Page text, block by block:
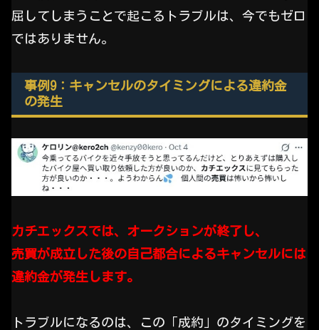
屈してしまうことで起こるトラブルは、今でもゼロ
ではありません。
事例9：キャンセルのタイミングによる違約金
の発生
カチエックスでは、オークションが終了し、
売買が成立した後の自己都合によるキャンセルには
違約金が発生します。
トラブルになるのは、この「成約」のタイミングを